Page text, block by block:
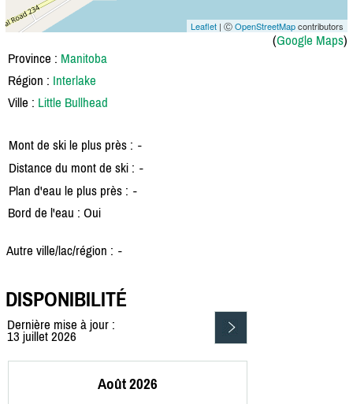
Leaflet | ⒸOpenStreetMapcontributors
(Google Maps)
Province : Manitoba
Région : Interlake
Ville : Little Bullhead
Mont de ski le plus près : -
Distance du mont de ski : -
Plan d'eau le plus près : -
Bord de l'eau : Oui
Autre ville/lac/région : -
DISPONIBILITÉ
Dernière mise à jour :
13 juillet 2026
Août 2026